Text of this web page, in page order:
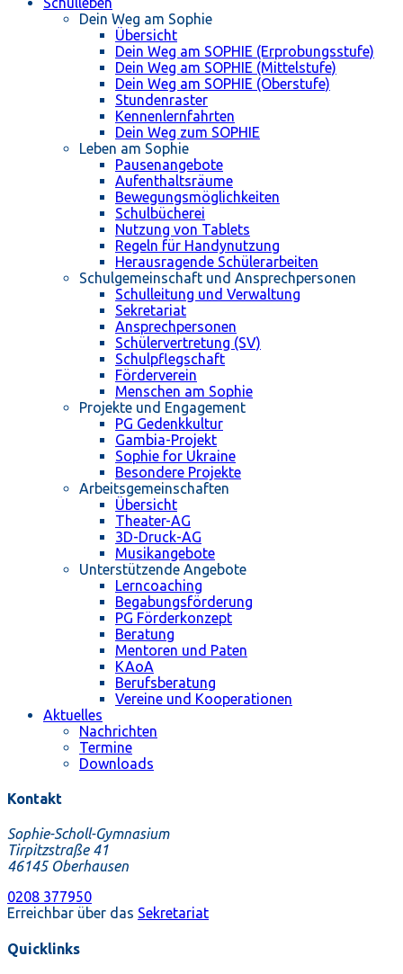
Dein Weg am Sophie
Übersicht
Dein Weg am SOPHIE (Erprobungsstufe)
Dein Weg am SOPHIE (Mittelstufe)
Dein Weg am SOPHIE (Oberstufe)
Stundenraster
Kennenlernfahrten
Dein Weg zum SOPHIE
Leben am Sophie
Pausenangebote
Aufenthaltsräume
Bewegungsmöglichkeiten
Schulbücherei
Nutzung von Tablets
Regeln für Handynutzung
Herausragende Schülerarbeiten
Schulgemeinschaft und Ansprechpersonen
Schulleitung und Verwaltung
Sekretariat
Ansprechpersonen
Schülervertretung (SV)
Schulpflegschaft
Förderverein
Menschen am Sophie
Projekte und Engagement
PG Gedenkkultur
Gambia-Projekt
Sophie for Ukraine
Besondere Projekte
Arbeitsgemeinschaften
Übersicht
Theater-AG
3D-Druck-AG
Musikangebote
Unterstützende Angebote
Lerncoaching
Begabungsförderung
PG Förderkonzept
Beratung
Mentoren und Paten
KAoA
Berufsberatung
Vereine und Kooperationen
Aktuelles
Nachrichten
Termine
Downloads
Kontakt
Sophie-Scholl-Gymnasium
Tirpitzstraße 41
46145 Oberhausen
0208 377950
Erreichbar über das Sekretariat
Quicklinks